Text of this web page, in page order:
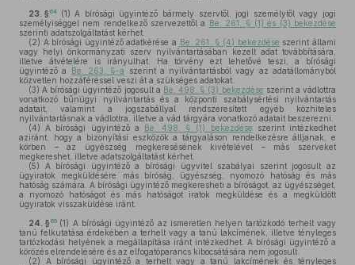
23. § 64 (1) A bírósági ügyintéző bármely szervtől, jogi személytől vagy jogi
személyiséggel nem rendelkező szervezettől a Be. 261. § (1) és (3) bekezdése
szerinti adatszolgáltatást kérhet.
(2) A bírósági ügyintéző adatkérése a Be. 261. § (4) bekezdése szerint állami
vagy helyi önkormányzati szerv nyilvántartásában kezelt adat továbbítására,
illetve átvételére is irányulhat. Ha törvény ezt lehetővé teszi, a bírósági
ügyintéző a
Be. 263. §-a
szerint a nyilvántartásból vagy az adatállományból
közvetlen hozzáféréssel veszi át a szükséges adatokat.
(3) A bírósági ügyintéző jogosult a Be. 498. § (3) bekezdése szerint a vádlottra
vonatkozó bűnügyi nyilvántartás és a központi szabálysértési nyilvántartás
adatait, valamint a jogszabállyal rendszeresített egyéb közhiteles
nyilvántartásnak a vádlottra, illetve a vád tárgyára vonatkozó adatait beszerezni.
(4) A bírósági ügyintéző a Be. 498. § (1) bekezdése szerint intézkedhet
aziránt, hogy a bizonyítási eszközök a tárgyaláson rendelkezésre álljanak, e
körben – az ügyészség megkeresésének kivételével – más szerveket
megkereshet, illetve adatszolgáltatást kérhet.
(5) A bírósági ügyintéző a bírósági ügyvitel szabályai szerint jogosult az
ügyiratok megküldésére más bíróság, ügyészség, nyomozó hatóság és más
hatóság számára. A bírósági ügyintéző megkeresheti a bíróságot, az ügyészséget,
a nyomozó hatóságot és más hatóságot iratok megküldése és a megküldött
ügyiratok visszaküldése iránt.
24. § 65 (1) A bírósági ügyintéző az ismeretlen helyen tartózkodó terhelt vagy
tanú felkutatása érdekében a terhelt vagy a tanú lakcímének, illetve tényleges
tartózkodási helyének a megállapítása iránt intézkedhet. A bírósági ügyintéző a
körözés elrendelésére és az elfogatóparancs kibocsátására nem jogosult.
(2) A bírósági ügyintéző a terhelt vagy a tanú lakcímének és tényleges